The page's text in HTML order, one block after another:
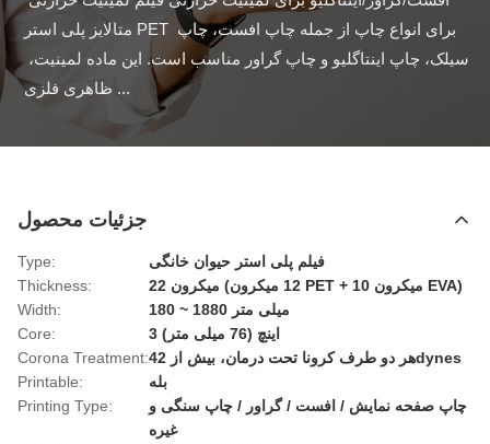
متالایز پلی استر PET برای انواع چاپ از جمله چاپ افست، چاپ
ظاهری فلزی ...
جزئیات محصول
Type:
فیلم پلی استر حیوان خانگی
Thickness:
22 میکرون (12 میکرون PET + 10 میکرون EVA)
Width:
180 ~ 1880 میلی متر
Core:
3 اینچ (76 میلی متر)
Corona Treatment:
هر دو طرف کرونا تحت درمان، بیش از 42dynes
Printable:
بله
Printing Type:
چاپ صفحه نمایش / افست / گراور / چاپ سنگی و
غیره